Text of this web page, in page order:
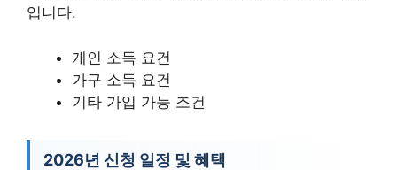
입니다.
개인 소득 요건
가구 소득 요건
기타 가입 가능 조건
2026년 신청 일정 및 혜택